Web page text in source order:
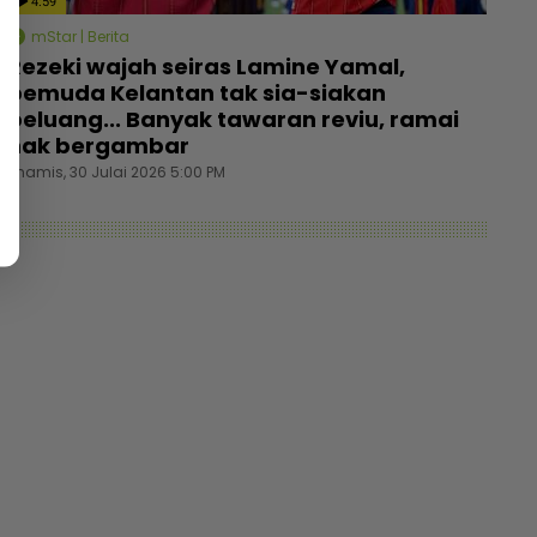
mStar | Berita
Rezeki wajah seiras Lamine Yamal,
pemuda Kelantan tak sia-siakan
peluang... Banyak tawaran reviu, ramai
nak bergambar
Khamis, 30 Julai 2026 5:00 PM